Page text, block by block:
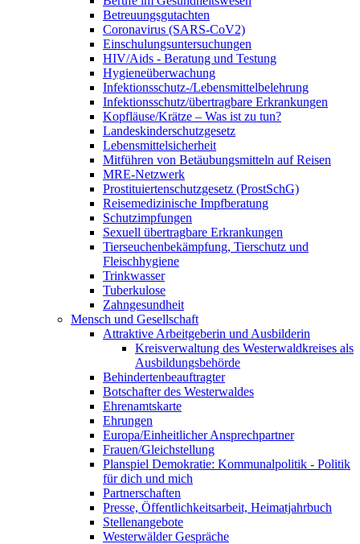
Betreuungsgutachten
Coronavirus (SARS-CoV2)
Einschulungsuntersuchungen
HIV/Aids - Beratung und Testung
Hygieneüberwachung
Infektionsschutz-/Lebensmittelbelehrung
Infektionsschutz/übertragbare Erkrankungen
Kopfläuse/Krätze – Was ist zu tun?
Landeskinderschutzgesetz
Lebensmittelsicherheit
Mitführen von Betäubungsmitteln auf Reisen
MRE-Netzwerk
Prostituiertenschutzgesetz (ProstSchG)
Reisemedizinische Impfberatung
Schutzimpfungen
Sexuell übertragbare Erkrankungen
Tierseuchenbekämpfung, Tierschutz und
Fleischhygiene
Trinkwasser
Tuberkulose
Zahngesundheit
Mensch und Gesellschaft
Attraktive Arbeitgeberin und Ausbilderin
Kreisverwaltung des Westerwaldkreises als
Ausbildungsbehörde
Behindertenbeauftragter
Botschafter des Westerwaldes
Ehrenamtskarte
Ehrungen
Europa/Einheitlicher Ansprechpartner
Frauen/Gleichstellung
Planspiel Demokratie: Kommunalpolitik - Politik
für dich und mich
Partnerschaften
Presse, Öffentlichkeitsarbeit, Heimatjahrbuch
Stellenangebote
Westerwälder Gespräche